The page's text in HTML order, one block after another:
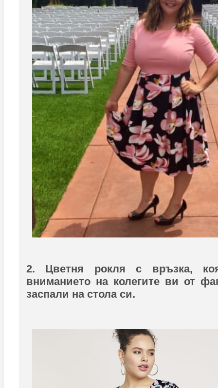
2. Цветня рокля с връзка,
вниманието на колегите ви от
заспали на стола си.